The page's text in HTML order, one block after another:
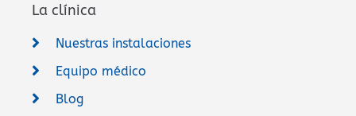
La clínica
Nuestras instalaciones
Equipo médico
Blog